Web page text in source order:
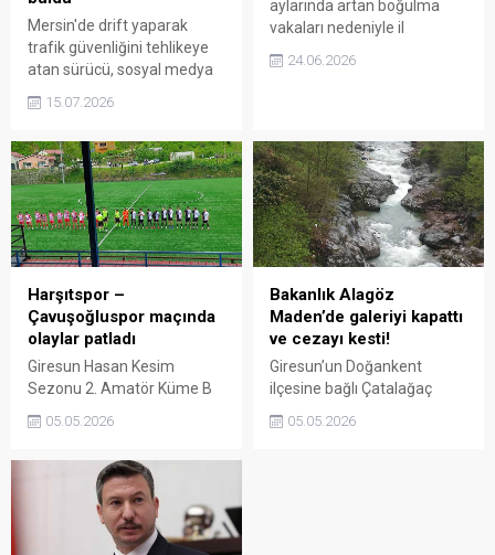
Mersin'de drift yaparak
trafik güvenliğini tehlikeye
atan sürücü, sosyal medya
incelemeleriyle tespit edildi.
lira idari para cezası
uygulanırken, ehliyetine de
60 gün süreyle el konuldu.
15.07.2026
aylarında artan boğulma
vakaları nedeniyle il
regülatör, sulama ve drenaj
Karara uymayanlara idari
para cezası uygulanacak.
24.06.2026
Harşıtspor –
Çavuşoğluspor maçında
olaylar patladı
Giresun Hasan Kesim
Sezonu 2. Amatör Küme B
Çavuşoğluspor arasında
olayları nedeniyle
tamamlanamadı.
Doğankent İlçe Stadı’ndaki
mücadelede kırmızı kartlar
05.05.2026
Bakanlık Alagöz
Maden’de galeriyi kapattı
ve cezayı kesti!
Giresun’un Doğankent
ilçesine bağlı Çatalağaç
Alagöz Maden ile ilgili
05.05.2026